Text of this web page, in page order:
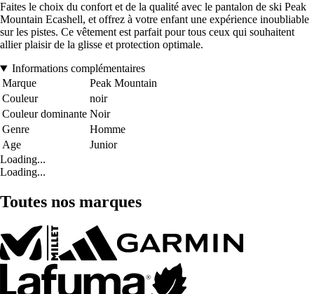
Faites le choix du confort et de la qualité avec le pantalon de ski Peak
Mountain Ecashell, et offrez à votre enfant une expérience inoubliable
sur les pistes. Ce vêtement est parfait pour tous ceux qui souhaitent
allier plaisir de la glisse et protection optimale.
Informations complémentaires
Marque
Peak Mountain
Couleur
noir
Couleur dominante Noir
Genre
Homme
Age
Junior
Loading...
Loading...
Toutes nos marques